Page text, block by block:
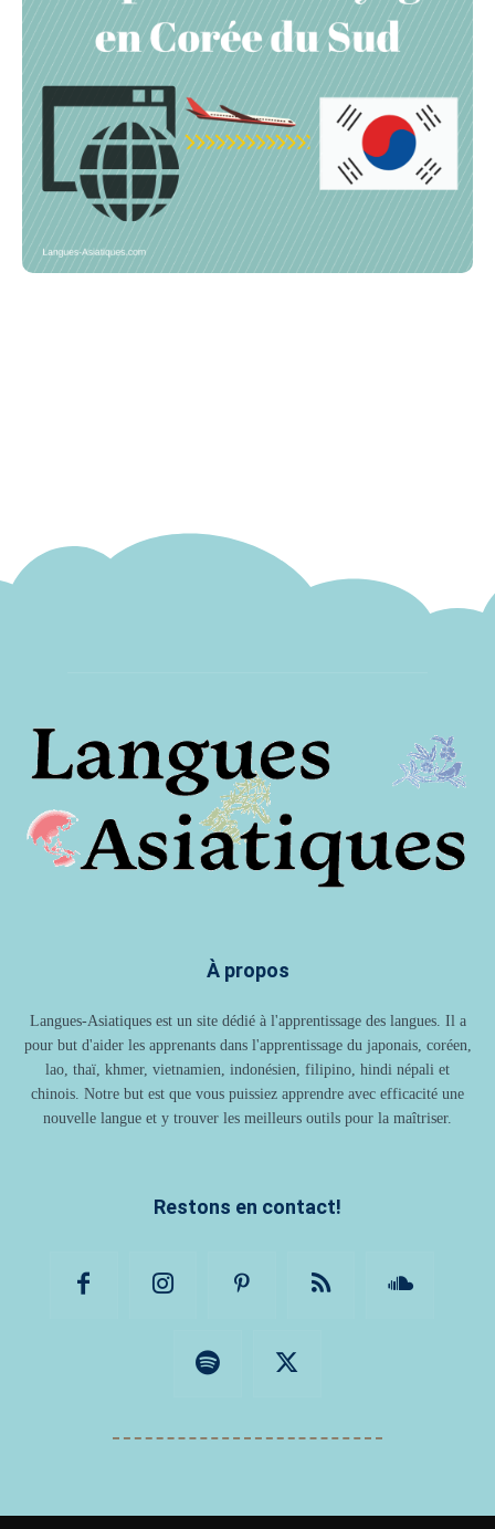
À propos
Langues-Asiatiques est un site dédié à l'apprentissage des langues. Il a
pour but d'aider les apprenants dans l'apprentissage du japonais, coréen,
lao, thaï, khmer, vietnamien, indonésien, filipino, hindi népali et
chinois. Notre but est que vous puissiez apprendre avec efficacité une
nouvelle langue et y trouver les meilleurs outils pour la maîtriser.
Restons en contact!